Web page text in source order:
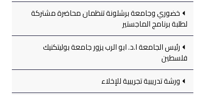
خضوري وجامعة برشلونة تنظمان محاضرة مشتركة
لطلبة برنامج الماجستير
رئيس الجامعة ا.د. ابو الرب يزور جامعة بوليتكنيك
فلسطين
ورشة تدريبية تجريبية للإخلاء